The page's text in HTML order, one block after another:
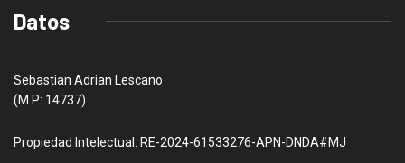
Datos
Sebastian Adrian Lescano
(M.P: 14737)
Propiedad Intelectual: RE-2024-61533276-APN-DNDA#MJ